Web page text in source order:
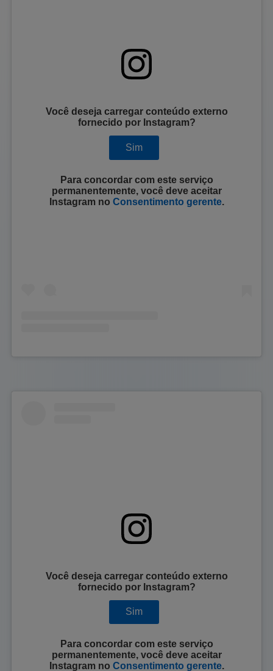
Você deseja carregar conteúdo externo
fornecido por Instagram?
Sim
Para concordar com este serviço
permanentemente, você deve aceitar
Instagramno Consentimento gerente.
Você deseja carregar conteúdo externo
fornecido por Instagram?
Sim
Para concordar com este serviço
permanentemente, você deve aceitar
Instagramno Consentimento gerente.